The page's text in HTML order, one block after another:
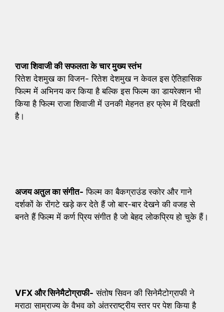
राजा शिवाजी की सफलता के चार मुख्य स्तंभ
रितेश देशमुख का विजन- रितेश देशमुख न केवल इस ऐतिहासिक
फिल्म में अभिनय कर किया है बल्कि इस फिल्म का डायरेक्शन भी
किया है फिल्म राजा शिवाजी में उनकी मेहनत हर फ्रेम में दिखती
है।
अजय अतुल का संगीत- फिल्म का बैकग्राउंड स्कोर और गाने
दर्शकों के रोंगटे खड़े कर देते हैं जो बार-बार देखने की वजह से
बनते हैं फिल्म में कर्ण प्रिय संगीत है जो बेहद लोकप्रिय हो चुके हैं।
VFX और सिनेमैटोग्राफी- संतोष सिवन की सिनेमैटोग्राफी ने
मराठा साम्राज्य के वैभव को अंतरराष्ट्रीय स्तर पर पेश किया है